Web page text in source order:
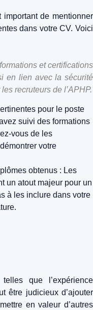
important de mentionner
dans votre CV. Voici
et certifications
en lien avec la sécurité
recruteurs de l’APHP.
pour le poste
suivi des formations
vous de les
votre
obtenus : Les
un atout majeur pour un
à les inclure dans votre
que l’expérience
être judicieux d’ajouter
en valeur d’autres